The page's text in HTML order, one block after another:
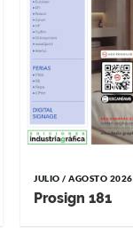
JULIO / AGOSTO 2026
Prosign 181